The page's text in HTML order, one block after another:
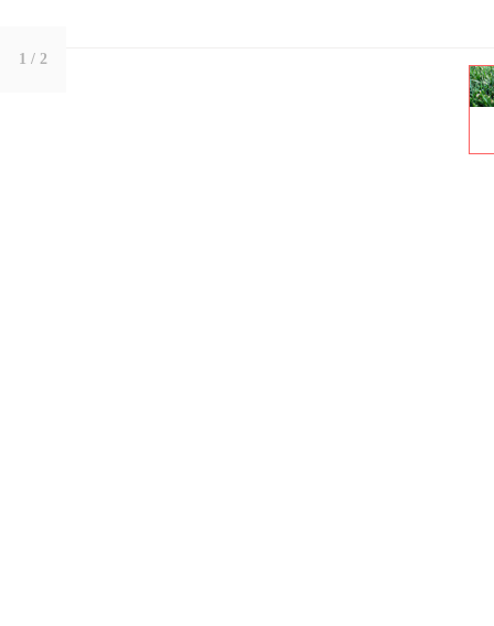
1 / 2